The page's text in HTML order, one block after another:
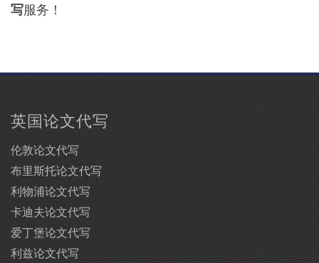
写服务！
英国论文代写
伦敦论文代写
布里斯托论文代写
利物浦论文代写
卡迪夫论文代写
爱丁堡论文代写
利兹论文代写